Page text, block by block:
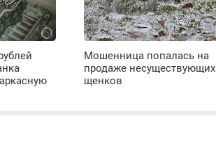
Мошенница попалась на
продаже несуществующих
щенков